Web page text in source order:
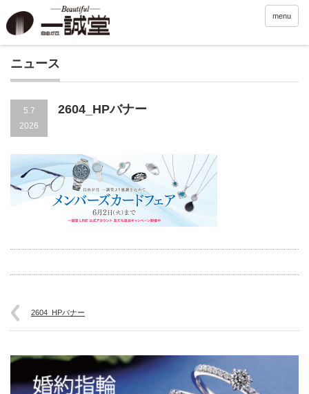
menu
ニュース
5.7
2026
2604_HPバナー
2604_HPバナー